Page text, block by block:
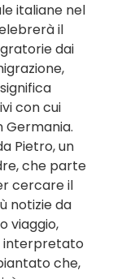
italiane nel
il
dai
con cui
Germania.
Pietro, un
che parte
cercare il
notizie da
viaggio,
interpretato
che,